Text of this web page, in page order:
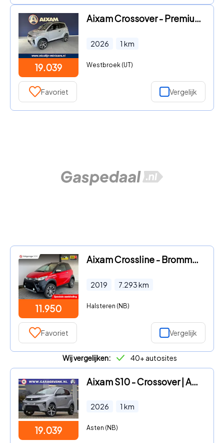
19.039
Aixam Crossover - Premium Ambition brommobiel NIEUW reservewiel
2026 1 km
Westbroek (UT)
Favoriet Vergelijk
11.950
Aixam Crossline - Brommobiel Evo|Hoge instap|Camera + Sensoren|Automaat||7000
2019 7.293km
Halsteren (NB)
Favoriet Vergelijk
Wij vergelijken: 40+ autosites
19.039
Aixam S10 - Crossover | Apple car play + Achteruitrijcamera Brommobiel
2026 1 km
Asten (NB)